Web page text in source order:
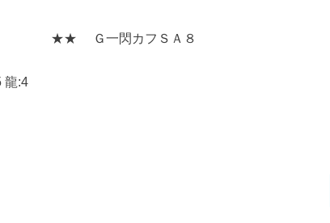
閃カフＳＡ８
龍:4